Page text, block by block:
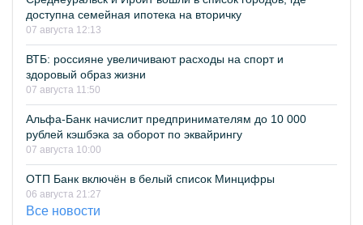
доступна семейная ипотека на вторичку
07 августа 12:13
ВТБ: россияне увеличивают расходы на спорт и
здоровый образ жизни
07 августа 11:50
Альфа-Банк начислит предпринимателям до 10 000
рублей кэшбэка за оборот по эквайрингу
07 августа 10:00
ОТП Банк включён в белый список Минцифры
06 августа 21:27
Все новости